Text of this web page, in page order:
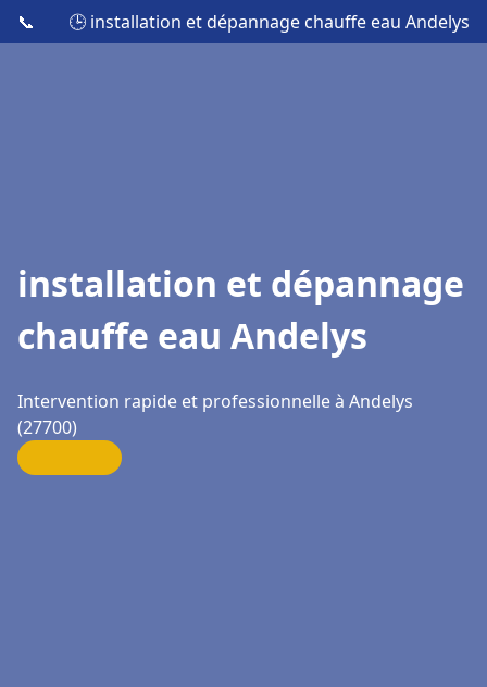
📞 🕒 installation et dépannage chauffe eau Andelys
installation et dépannage
chauffe eau Andelys
Intervention rapide et professionnelle à Andelys
(27700)